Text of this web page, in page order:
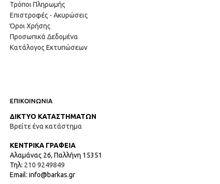
Τρόποι Πληρωμής
Επιστροφές - Ακυρώσεις
Όροι Χρήσης
Προσωπικά Δεδομένα
Κατάλογος Εκτυπώσεων
ΕΠΙΚΟΙΝΩΝΙΑ
ΔΙΚΤΥΟ ΚΑΤΑΣΤΗΜΑΤΩΝ
Βρείτε ένα κατάστημα
ΚΕΝΤΡΙΚΑ ΓΡΑΦΕΙΑ
Αλαμάνας 26, Παλλήνη 15351
Τηλ: 210 9249849
Email: info@barkas.gr